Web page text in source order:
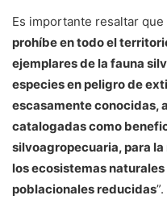
Es importante resaltar que
prohíbe en todo el
ejemplares de la fauna
especies en peligro de
escasamente conocidas,
catalogadas como
silvoagropecuaria, para
los ecosistemas
poblacionales reducidas”.